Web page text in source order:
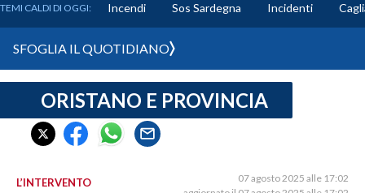
CRONACA SARDEGNA
CAGLIARI
SULCIS IGLESIENTE
TEMI CALDI DI OGGI: Incendi Sos Sardegna Incidenti
SFOGLIA IL QUOTIDIANO
ORISTANO E PROVINCIA
L’INTERVENTO
07 agosto 2025 alle 17:02